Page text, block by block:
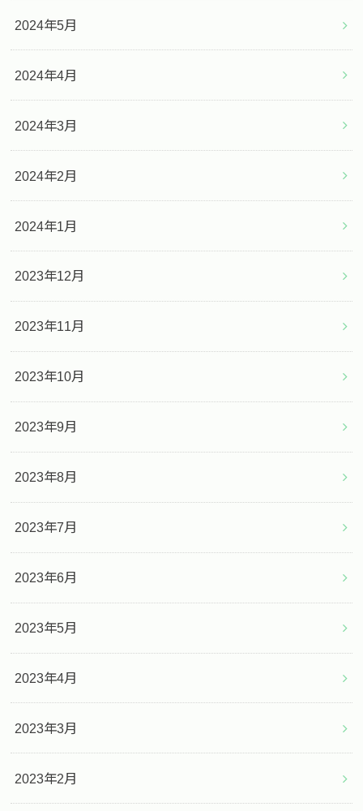
2024年5月
2024年4月
2024年3月
2024年2月
2024年1月
2023年12月
2023年11月
2023年10月
2023年9月
2023年8月
2023年7月
2023年6月
2023年5月
2023年4月
2023年3月
2023年2月